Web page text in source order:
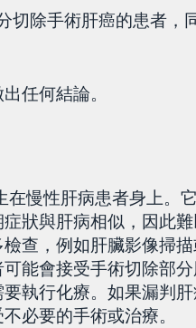
切除手術肝癌的患者，
任何結論。
在慢性肝病患者身上。
狀與肝病相似，因此
查，例如肝臟影像掃
能會接受手術切除部
執行化療。如果漏判
必要的手術或治療。